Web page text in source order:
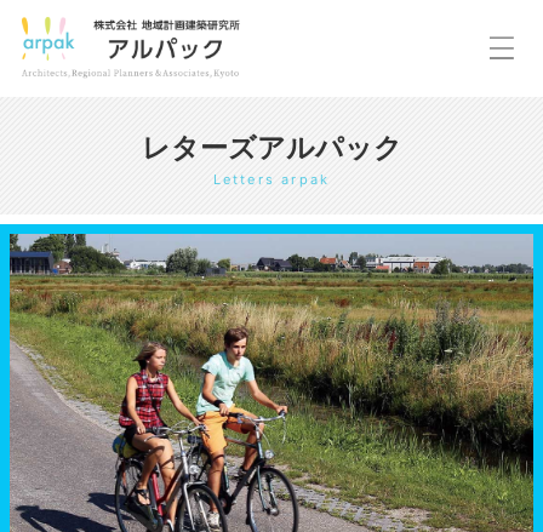
レターズアルパック
Letters arpak